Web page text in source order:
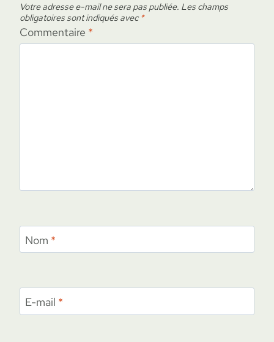
Votre adresse e-mail ne sera pas publiée. Les champs
obligatoires sont indiqués avec *
Commentaire *
Nom *
E-mail *